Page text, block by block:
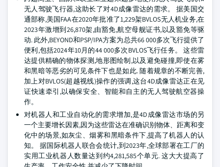
无人驾驶飞行器,这助长了对4D成像雷达的需求。 据美国交
通部称,美国FAA在2020年批准了1,229架BVLOS无人机业务,在
2023年激增到26,870架,由豁免,航空母舰证书,以及豁免等驱
动. 此外,BEYOND和PSP/IPA方案为总共66 000多次飞行提供了
便利,包括2024年10月的44 000多次BVLOS飞行任务。 这些雷
达提供精确的物体探测,地形图绘制,以及避免碰撞,即使在雾
和黑暗等恶劣的可见条件下也是如此. 随着规章的不断完善,
加上对BVLOS(超越视线)操作的强调,这台4D成像雷达正在见
证快速牵引,以确保安全、智能和自主的无人驾驶航空器操
作。
对机器人和工业自动化的需求增加,是4D成像雷达市场的另
一个主要增长因素,因为这些雷达在准确识别物体、距离和变
化中的场景,如灰尘、烟雾和黑暗条件下,提高了机器人的认
知。 据国际机器人联合会统计,到2023年,全球部署在工厂的
实用工业机器人数量达到约4,281,585个单元. 这大大提高了